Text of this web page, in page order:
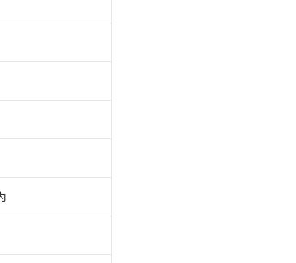
だくには、I-Webメンバーズにご登録され
トについて、当社および当社の共同利用者
に必要な範囲で利用することをご了承くだ
"
ります。
て非含有を証明するものではありません。
完了までの期間は出荷製品に未対応品が
段のことがない限り、2022年1月12日よ
を示します。
先、またはお客様担当のオムロン制御